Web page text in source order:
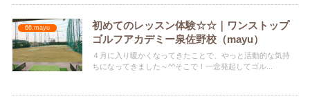
66.mayu
初めてのレッスン体験☆☆｜ワンストップ
ゴルフアカデミー泉佐野校（mayu）
４月に入り暖かくなってきたことで、やっと活動的な気持
ちになってきました～^^そこで！一念発起してゴル...